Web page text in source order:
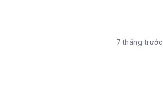
7 tháng trước